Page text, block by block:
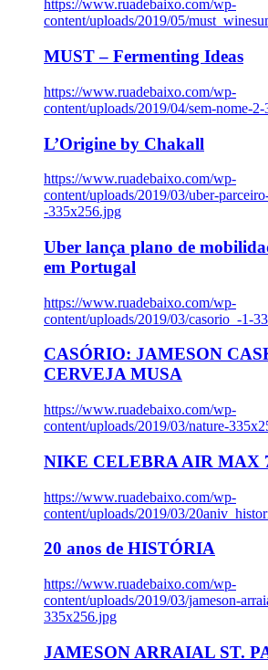
https://www.ruadebaixo.com/wp-
content/uploads/2019/05/
MUST – Fermenting Ideas
https://www.ruadebaixo.com/wp-
content/uploads/2019/04/sem-nome-
L’Origine by Chakall
https://www.ruadebaixo.com/wp-
content/uploads/2019/03/uber-
-335x256.jpg
Uber lança plano de
em Portugal
https://www.ruadebaixo.com/wp-
content/uploads/2019/03/casorio_-1-
CASÓRIO: JAMESON
CERVEJA MUSA
https://www.ruadebaixo.com/wp-
content/uploads/2019/03/nature-
NIKE CELEBRA AIR MAX
https://www.ruadebaixo.com/wp-
content/uploads/2019/03/
20 anos de HISTÓRIA
https://www.ruadebaixo.com/wp-
content/uploads/2019/03/jameson-
335x256.jpg
JAMESON ARRAIAL ST.